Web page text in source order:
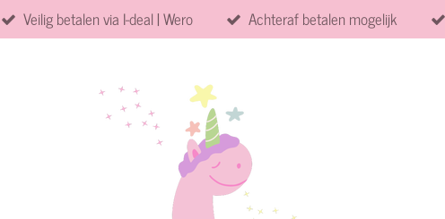
Veilig betalen via I-deal | Wero Achteraf betalen mogelijk